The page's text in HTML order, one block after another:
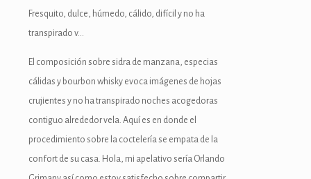
Fresquito, dulce, húmedo, cálido, difícil y no ha
transpirado v…
El composición sobre sidra de manzana, especias
cálidas y bourbon whisky evoca imágenes de hojas
crujientes y no ha transpirado noches acogedoras
contiguo alrededor vela. Aquí es en donde el
procedimiento sobre la coctelería se empata de la
confort de su casa. Hola, mi apelativo serí­a Orlando